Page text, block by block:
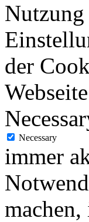
der
Necessary
immer